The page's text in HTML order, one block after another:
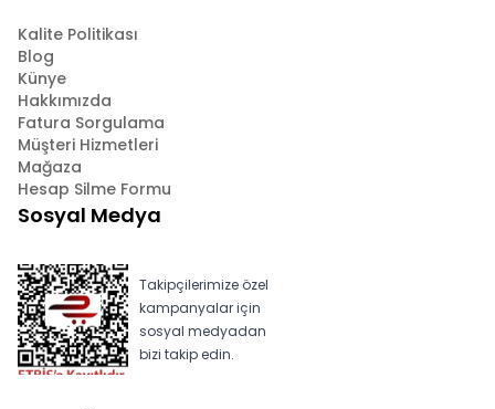
Kalite Politikası
Blog
Künye
Hakkımızda
Fatura Sorgulama
Müşteri Hizmetleri
Mağaza
Hesap Silme Formu
Sosyal Medya
Takipçilerimize özel
kampanyalar için
sosyal medyadan
bizi takip edin.